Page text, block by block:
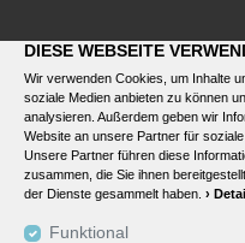
DIESE WEBSEITE
Wir verwenden Cookies, um Inhalte
soziale Medien anbieten zu können
analysieren. Außerdem geben wir
Website an unsere Partner für
Unsere Partner führen diese
zusammen, die Sie ihnen
der Dienste gesammelt haben. ›
Funktional